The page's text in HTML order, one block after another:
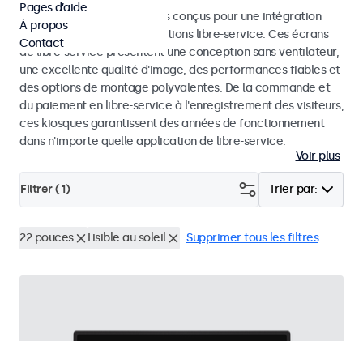
Moniteurs et écrans tactiles conçus pour une intégration
dans les kiosques et les solutions libre-service. Ces écrans
de libre-service présentent une conception sans ventilateur,
une excellente qualité d'image, des performances fiables et
des options de montage polyvalentes. De la commande et
du paiement en libre-service à l'enregistrement des visiteurs,
ces kiosques garantissent des années de fonctionnement
dans n'importe quelle application de libre-service.
Voir plus
Trier par:
Filtrer (1)
22 pouces Lisible au soleil Supprimer tous les filtres
Pages d’aide
À propos
Contact